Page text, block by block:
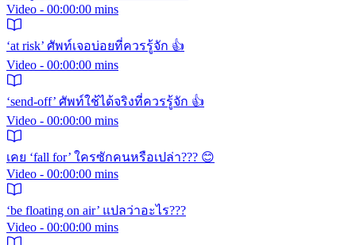
Video - 00:00:00 mins
‘at risk’ ศัพท์เจอบ่อยที่ควรรู้จัก 👍
Video - 00:00:00 mins
‘send-off’ ศัพท์ใช้ได้จริงที่ควรรู้จัก 👍
Video - 00:00:00 mins
เคย ‘fall for’ ใครซักคนหรือเปล่า??? 😊
Video - 00:00:00 mins
‘be floating on air’ แปลว่าอะไร???
Video - 00:00:00 mins